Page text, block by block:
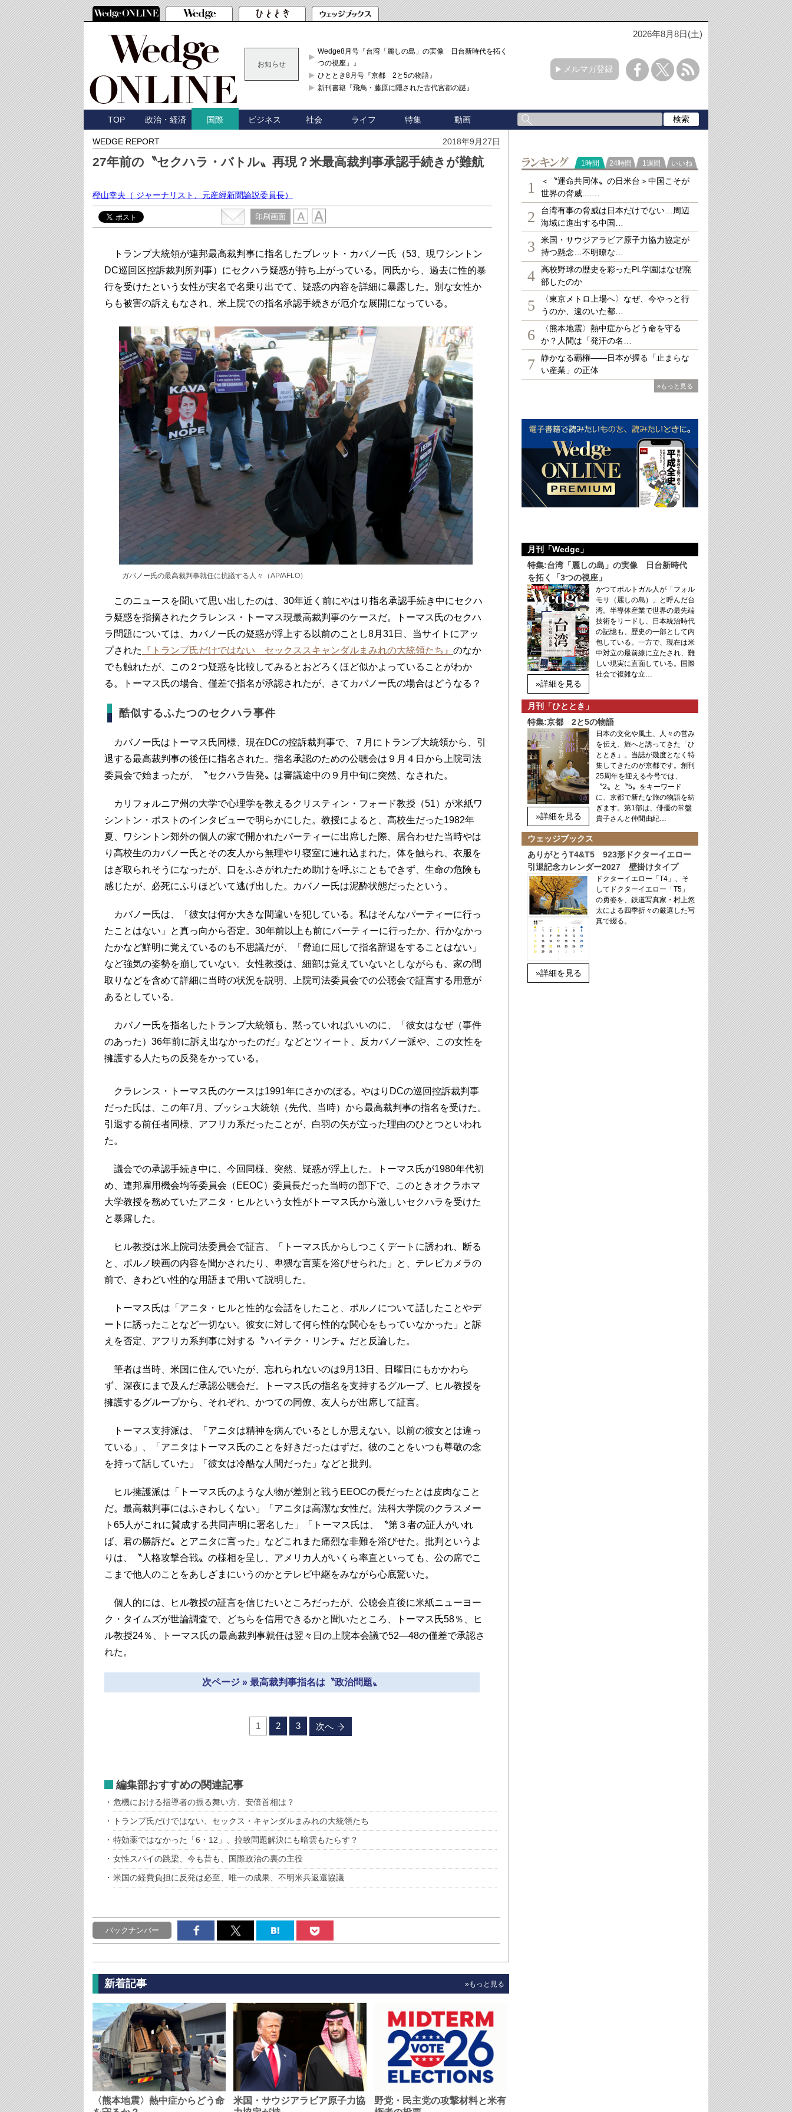
2026年8月8日(土)
お知らせ
Wedge8月号『台湾「麗しの島」の実像 日台新時代を拓く「3
つの視座」』
ひととき8月号『京都 2と5の物語』
新刊書籍『飛鳥・藤原に隠された古代宮都の謎』
メルマガ登録
TOP 政治・経済 国際 ビジネス 社会 ライフ 特集 動画
WEDGE REPORT 2018年9月27日
27年前の〝セクハラ・バトル〟再現？米最高裁判事承認手続きが難航
樫山幸夫 （ ジャーナリスト、元産經新聞論説委員長）
印刷画面
トランプ大統領が連邦最高裁判事に指名したブレット・カバノー氏（53、現ワシントン
DC巡回区控訴裁判所判事）にセクハラ疑惑が持ち上がっている。同氏から、過去に性的暴
行を受けたという女性が実名で名乗り出でて、疑惑の内容を詳細に暴露した。別な女性か
らも被害の訴えもなされ、米上院での指名承認手続きが厄介な展開になっている。
ガバノー氏の最高裁判事就任に抗議する人々（AP/AFLO）
このニュースを聞いて思い出したのは、30年近く前にやはり指名承認手続き中にセクハ
ラ疑惑を指摘されたクラレンス・トーマス現最高裁判事のケースだ。トーマス氏のセクハ
ラ問題については、カバノー氏の疑惑が浮上する以前のことし8月31日、当サイトにアッ
プされた
『トランプ氏だけではない セックススキャンダルまみれの大統領たち』 のなか
でも触れたが、この２つ疑惑を比較してみるとおどろくほど似かよっていることがわか
る。トーマス氏の場合、僅差で指名が承認されたが、さてカバノー氏の場合はどうなる？
酷似するふたつのセクハラ事件
カバノー氏はトーマス氏同様、現在DCの控訴裁判事で、７月にトランプ大統領から、引
退する最高裁判事の後任に指名された。指名承認のための公聴会は９月４日から上院司法
委員会で始まったが、〝セクハラ告発〟は審議途中の９月中旬に突然、なされた。
カリフォルニア州の大学で心理学を教えるクリスティン・フォード教授（51）が米紙ワ
シントン・ポストのインタビューで明らかにした。教授によると、高校生だった1982年
夏、ワシントン郊外の個人の家で開かれたパーティーに出席した際、居合わせた当時やは
り高校生のカバノー氏とその友人から無理やり寝室に連れ込まれた。体を触られ、衣服を
はぎ取られそうになったが、口をふさがれたため助けを呼ぶこともできず、生命の危険も
感じたが、必死にふりほどいて逃げ出した。カバノー氏は泥酔状態だったという。
カバノー氏は、「彼女は何か大きな間違いを犯している。私はそんなパーティーに行っ
たことはない」と真っ向から否定。30年前以上も前にパーティーに行ったか、行かなかっ
たかなど鮮明に覚えているのも不思議だが、「脅迫に屈して指名辞退をすることはない」
など強気の姿勢を崩していない。女性教授は、細部は覚えていないとしながらも、家の間
取りなどを含めて詳細に当時の状況を説明、上院司法委員会での公聴会で証言する用意が
あるとしている。
カバノー氏を指名したトランプ大統領も、黙っていればいいのに、「彼女はなぜ（事件
のあった）36年前に訴え出なかったのだ」などとツィート、反カバノー派や、この女性を
擁護する人たちの反発をかっている。
クラレンス・トーマス氏のケースは1991年にさかのぼる。やはりDCの巡回控訴裁判事
だった氏は、この年7月、ブッシュ大統領（先代、当時）から最高裁判事の指名を受けた。
引退する前任者同様、アフリカ系だったことが、白羽の矢が立った理由のひとつといわれ
た。
議会での承認手続き中に、今回同様、突然、疑惑が浮上した。トーマス氏が1980年代初
め、連邦雇用機会均等委員会（EEOC）委員長だった当時の部下で、このときオクラホマ
大学教授を務めていたアニタ・ヒルという女性がトーマス氏から激しいセクハラを受けた
と暴露した。
ヒル教授は米上院司法委員会で証言、「トーマス氏からしつこくデートに誘われ、断る
と、ポルノ映画の内容を聞かされたり、卑猥な言葉を浴びせられた」と、テレビカメラの
前で、きわどい性的な用語まで用いて説明した。
トーマス氏は「アニタ・ヒルと性的な会話をしたこと、ポルノについて話したことやデ
ートに誘ったことなど一切ない。彼女に対して何ら性的な関心をもっていなかった」と訴
えを否定、アフリカ系判事に対する〝ハイテク・リンチ〟だと反論した。
筆者は当時、米国に住んでいたが、忘れられないのは9月13日、日曜日にもかかわら
ず、深夜にまで及んだ承認公聴会だ。トーマス氏の指名を支持するグループ、ヒル教授を
擁護するグループから、それぞれ、かつての同僚、友人らが出席して証言。
トーマス支持派は、「アニタは精神を病んでいるとしか思えない。以前の彼女とは違っ
ている」、「アニタはトーマス氏のことを好きだったはずだ。彼のことをいつも尊敬の念
を持って話していた」「彼女は冷酷な人間だった」などと批判。
ヒル擁護派は「トーマス氏のような人物が差別と戦うEEOCの長だったとは皮肉なこと
だ。最高裁判事にはふさわしくない」「アニタは高潔な女性だ。法科大学院のクラスメー
ト65人がこれに賛成する共同声明に署名した」「トーマス氏は、〝第３者の証人がいれ
ば、君の勝訴だ〟とアニタに言った」などこれまた痛烈な非難を浴びせた。批判というよ
りは、〝人格攻撃合戦〟の様相を呈し、アメリカ人がいくら率直といっても、公の席でこ
こまで他人のことをあしざまにいうのかとテレビ中継をみながら心底驚いた。
個人的には、ヒル教授の証言を信じたいところだったが、公聴会直後に米紙ニューヨー
ク・タイムズが世論調査で、どちらを信用できるかと聞いたところ、トーマス氏58％、ヒ
ル教授24％、トーマス氏の最高裁判事就任は翌々日の上院本会議で52―48の僅差で承認さ
れた。
次ページ » 最高裁判事指名は〝政治問題〟
1 2 3 次へ
編集部おすすめの関連記事
危機における指導者の振る舞い方、安倍首相は？
トランプ氏だけではない、セックス・キャンダルまみれの大統領たち
特効薬ではなかった「6・12」、拉致問題解決にも暗雲もたらす？
女性スパイの跳梁、今も昔も、国際政治の裏の主役
米国の経費負担に反発は必至、唯一の成果、不明米兵返還協議
バックナンバー
新着記事 »もっと見る
〈熊本地震〉熱中症からどう命
米国・サウジアラビア原子力協
野党・民主党の攻撃材料と米有
ランキング
1時間 24時間 1週間 いいね
1
＜〝運命共同体〟の日米台＞中国こそが
世界の脅威....…
2
台湾有事の脅威は日本だけでない…周辺
海域に進出する中国…
3
米国・サウジアラビア原子力協力協定が
持つ懸念…不明瞭な…
4
高校野球の歴史を彩ったPL学園はなぜ廃
部したのか
5
〈東京メトロ上場へ〉なぜ、今やっと行
うのか、遠のいた都…
6
〈熊本地震〉熱中症からどう命を守る
か？人間は「発汗の名…
7
静かなる覇権――日本が握る「止まらな
い産業」の正体
»もっと見る
月刊「Wedge」
特集:台湾「麗しの島」の実像 日台新時代
を拓く「3つの視座」
»詳細を見る
かつてポルトガル人が「フォル
モサ（麗しの島）」と呼んだ台
湾。半導体産業で世界の最先端
技術をリードし、日本統治時代
の記憶も、歴史の一部として内
包している。一方で、現在は米
中対立の最前線に立たされ、難
しい現実に直面している。国際
社会で複雑な立…
月刊「ひととき」
特集:京都 2と5の物語
»詳細を見る
日本の文化や風土、人々の営み
を伝え、旅へと誘ってきた「ひ
ととき」。当誌が幾度となく特
集してきたのが京都です。創刊
25周年を迎える今号では、
〝2〟と〝5〟をキーワード
に、京都で新たな旅の物語を紡
ぎます。第1部は、俳優の常盤
貴子さんと仲間由紀…
ウェッジブックス
ありがとうT4&T5 923形ドクターイエロー
引退記念カレンダー2027 壁掛けタイプ
»詳細を見る
ドクターイエロー「T4」、そ
してドクターイエロー「T5」
の勇姿を、鉄道写真家・村上悠
太による四季折々の厳選した写
真で綴る。